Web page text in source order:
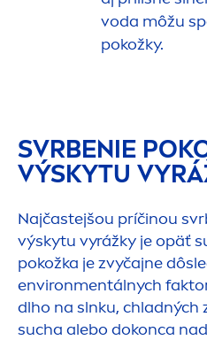
voda môžu
pokožky.
SVRBENIE
VÝSKYTU
Najčastejšou príčinou
výskytu vyrážky je opäť
pokožka je zvyčajne
environmentálnych
dlho na slnku, chladných
sucha alebo dokonca